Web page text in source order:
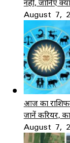
नहीं, जानिए
August 7,
आज का
जानें करियर,
August 7,